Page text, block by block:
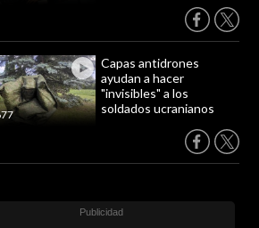
Capas antidrones
ayudan a hacer
"invisibles" a los
soldados ucranianos